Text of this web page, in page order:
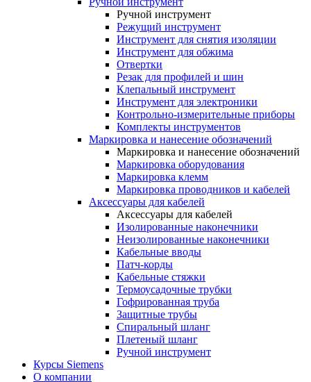
Ручной инструмент
Режущий инструмент
Инструмент для снятия изоляции
Инструмент для обжима
Отвертки
Резак для профилей и шин
Клепальный инструмент
Инструмент для электроники
Контрольно-измерительные приборы
Комплекты инструментов
Маркировка и нанесение обозначений
Маркировка и нанесение обозначений
Маркировка оборудования
Маркировка клемм
Маркировка проводников и кабелей
Аксессуары для кабелей
Аксессуары для кабелей
Изолированные наконечники
Неизолированные наконечники
Кабельные вводы
Патч-корды
Кабельные стяжки
Термоусадочные трубки
Гофрированная труба
Защитные трубы
Спиральный шланг
Плетеный шланг
Ручной инструмент
Курсы Siemens
О компании